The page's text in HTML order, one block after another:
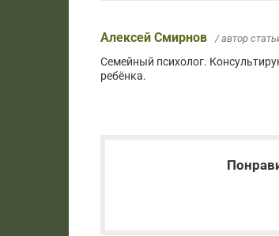
Алексей Смирнов / автор
Семейный психолог.
ребёнка.